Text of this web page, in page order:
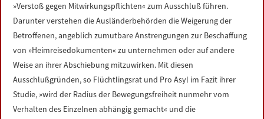
»Verstoß gegen Mitwirkungspflichten« zum Ausschluß führen.
Darunter verstehen die Ausländerbehörden die Weigerung der
Betroffenen, angeblich zumutbare Anstrengungen zur Beschaffung
von »Heimreisedokumenten« zu unternehmen oder auf andere
Weise an ihrer Abschiebung mitzuwirken. Mit diesen
Ausschlußgründen, so Flüchtlingsrat und Pro Asyl im Fazit ihrer
Studie, »wird der Radius der Bewegungsfreiheit nunmehr vom
Verhalten des Einzelnen abhängig gemacht« und die